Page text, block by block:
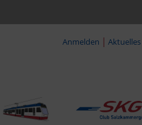
Anmelden | Aktuelles